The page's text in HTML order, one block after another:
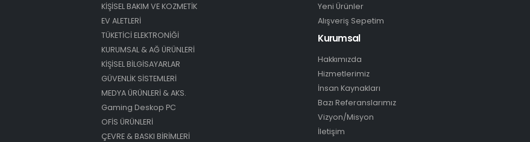
KİŞİSEL BAKIM VE KOZMETİK
EV ALETLERİ
TÜKETİCİ ELEKTRONİĞİ
KURUMSAL & AĞ ÜRÜNLERİ
KİŞİSEL BİLGİSAYARLAR
GÜVENLİK SİSTEMLERİ
MEDYA ÜRÜNLERİ & AKS.
Gaming Deskop PC
OFİS ÜRÜNLERİ
ÇEVRE & BASKI BİRİMLERİ
Yeni Ürünler
Alışveriş Sepetim
Kurumsal
Hakkımızda
Hizmetlerimiz
İnsan Kaynakları
Bazı Referanslarımız
Vizyon/Misyon
İletişim